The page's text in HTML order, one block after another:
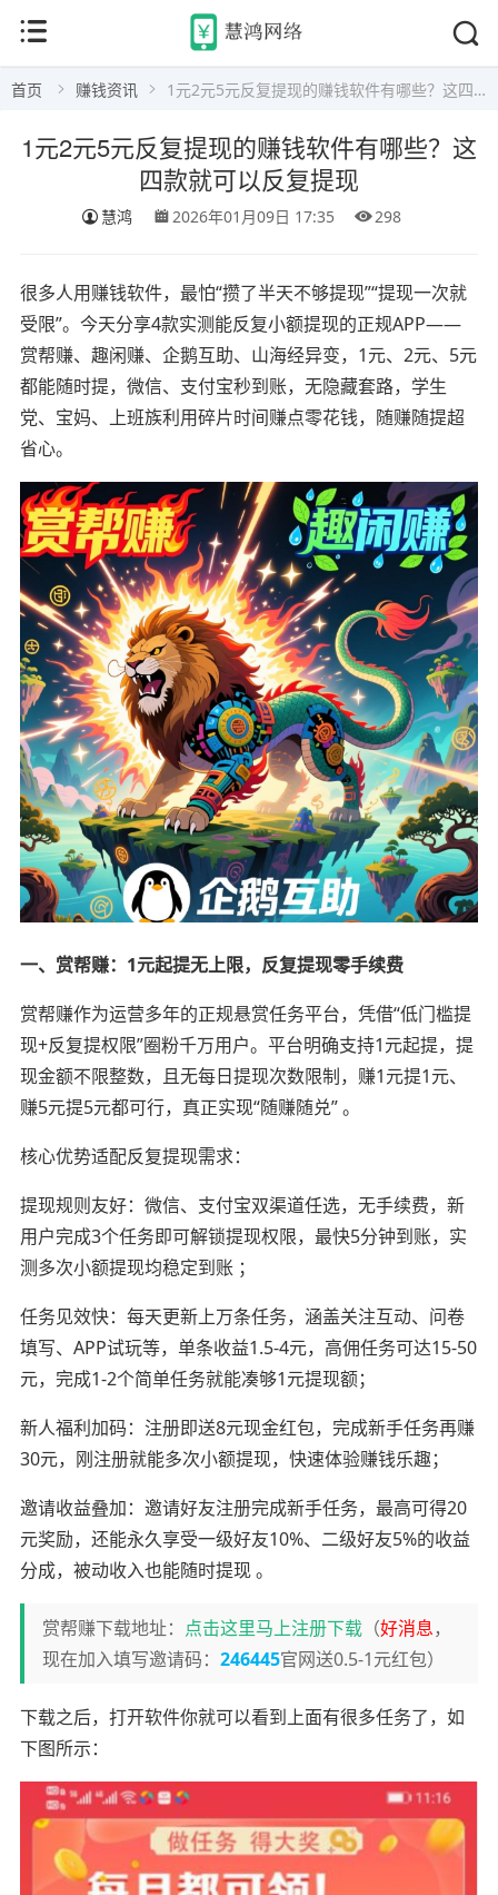
首页 赚钱资讯 1元2元5元反复提现的赚钱软件有哪些？这四款就可以反复提现
1元2元5元反复提现的赚钱软件有哪些？这
四款就可以反复提现
慧鸿 2026年01月09日 17:35 298
很多人用赚钱软件，最怕“攒了半天不够提现”“提现一次就
受限”。今天分享4款实测能反复小额提现的正规APP——
赏帮赚、趣闲赚、企鹅互助、山海经异变，1元、2元、5元
都能随时提，微信、支付宝秒到账，无隐藏套路，学生
党、宝妈、上班族利用碎片时间赚点零花钱，随赚随提超
省心。
一、赏帮赚：1元起提无上限，反复提现零手续费
赏帮赚作为运营多年的正规悬赏任务平台，凭借“低门槛提
现+反复提权限”圈粉千万用户。平台明确支持1元起提，提
现金额不限整数，且无每日提现次数限制，赚1元提1元、
赚5元提5元都可行，真正实现“随赚随兑” 。
核心优势适配反复提现需求：
提现规则友好：微信、支付宝双渠道任选，无手续费，新
用户完成3个任务即可解锁提现权限，最快5分钟到账，实
测多次小额提现均稳定到账 ；
任务见效快：每天更新上万条任务，涵盖关注互动、问卷
填写、APP试玩等，单条收益1.5-4元，高佣任务可达15-50
元，完成1-2个简单任务就能凑够1元提现额；
新人福利加码：注册即送8元现金红包，完成新手任务再赚
30元，刚注册就能多次小额提现，快速体验赚钱乐趣；
邀请收益叠加：邀请好友注册完成新手任务，最高可得20
元奖励，还能永久享受一级好友10%、二级好友5%的收益
分成，被动收入也能随时提现 。
赏帮赚下载地址： 点击这里马上注册下载（好消息，
现在加入填写邀请码： 246445官网送0.5-1元红包）
下载之后，打开软件你就可以看到上面有很多任务了，如
下图所示：